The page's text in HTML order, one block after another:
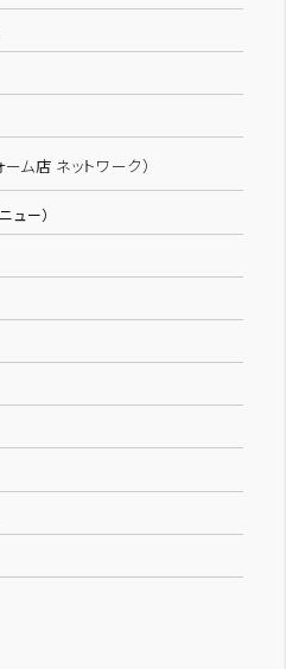
ーム店 ネットワーク）
ュー）